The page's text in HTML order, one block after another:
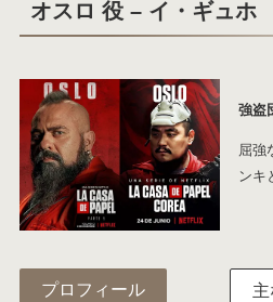
オスロ 役 – イ・ギュホ
強盗
屈強
ンキ
プロフィール